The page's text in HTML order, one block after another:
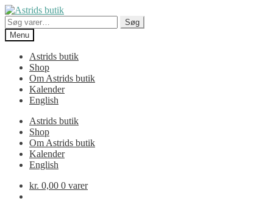
Spring
til
navigation
Spring
til
indhold
Søg
efter:
Søg
Menu
Astrids butik
Shop
Om Astrids butik
Kalender
English
Astrids butik
Shop
Om Astrids butik
Kalender
English
kr. 0,00 0 varer